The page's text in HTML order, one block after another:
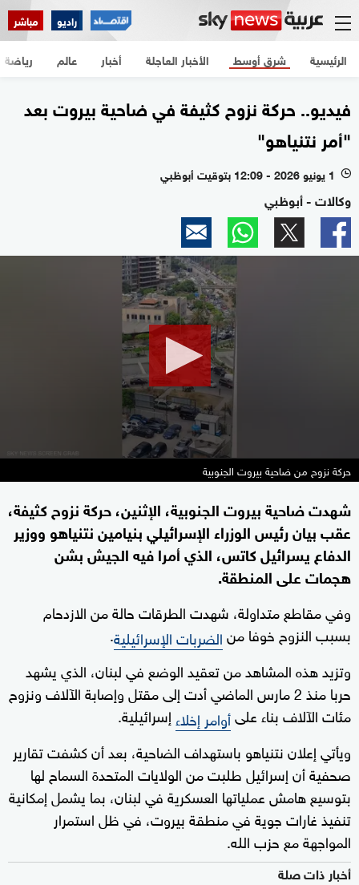
راديو مباشر
الرئيسية الأخبار العاجلة أخبار شرق أوسط عالم رياضة
فيديو.. حركة نزوح كثيفة في ضاحية بيروت بعد
"أمر نتنياهو"
l 1 يونيو 2026 - 12:09 بتوقيت أبوظبي
وكالات - أبوظبي
حركة نزوح من ضاحية بيروت الجنوبية
شهدت ضاحية بيروت الجنوبية، الإثنين، حركة نزوح كثيفة،
عقب بيان رئيس الوزراء الإسرائيلي بنيامين نتنياهو ووزير
الدفاع يسرائيل كاتس، الذي أمرا فيه الجيش بشن
هجمات على المنطقة.
وفي مقاطع متداولة، شهدت الطرقات حالة من الازدحام
بسبب النزوح خوفا منالضربات الإسرائيلية.
وتزيد هذه المشاهد من تعقيد الوضع في لبنان، الذي يشهد
حربا منذ 2 مارس الماضي أدت إلى مقتل وإصابة الآلاف ونزوح
مئات الآلاف بناء علىأوامر إخلاء إسرائيلية.
ويأتي إعلان نتنياهو باستهداف الضاحية، بعد أن كشفت تقارير
صحفية أن إسرائيل طلبت من الولايات المتحدة السماح لها
بتوسيع هامش عملياتها العسكرية في لبنان، بما يشمل إمكانية
تنفيذ غارات جوية في منطقة بيروت، في ظل استمرار
المواجهة مع حزب الله.
أخبار ذات صلة